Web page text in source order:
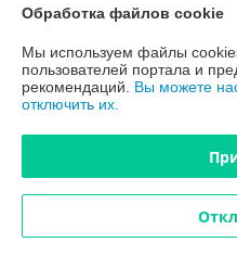
График работы
Полная версия сайта
Политика обработки
Сайт создан на платформе
Обработка файлов cookie
Мы используем файлы
пользователей портала и
рекомендаций. Вы можете
отключить их.